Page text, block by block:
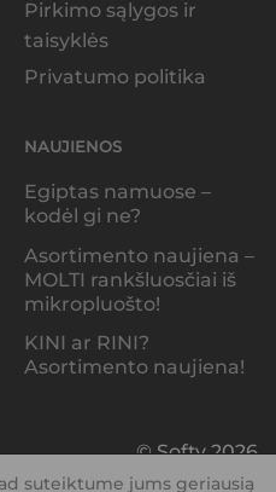
Pirkimo sąlygos ir
taisyklės
Privatumo politika
NAUJIENOS
Egiptas namuose –
kodėl gi ne?
Asortimento naujiena –
MOLTI rankšluosčiai iš
mikropluošto!
KINI ar RINI?
Asortimento naujiena!
© Softy 2026
suteiktume jums geriausią